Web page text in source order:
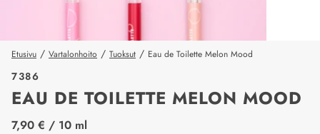
Etusivu / Vartalonhoito / Tuoksut / Eau de Toilette Melon Mood
7386
EAU DE TOILETTE MELON MOOD
price_label
7,90 € / 10 ml